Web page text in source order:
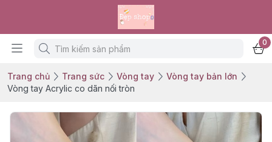
0
Trang chủ Trang sức Vòng tay
Vòng tay bản lớn
Vòng tay Acrylic co dãn nối tròn